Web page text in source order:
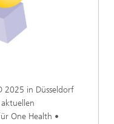
2025 in Düsseldorf
One Health •